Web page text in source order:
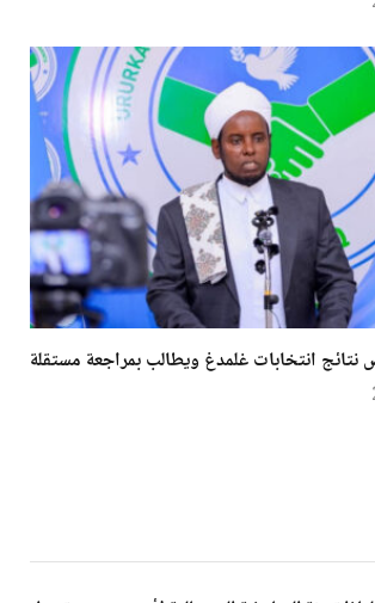
انتخابات غلمدغ ويطالب بمراجعة مستقلة